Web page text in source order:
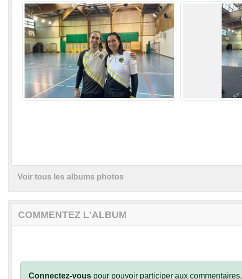
Voir tous les albums photos
COMMENTEZ L'ALBUM
Connectez-vous pour pouvoir participer aux commentaires.